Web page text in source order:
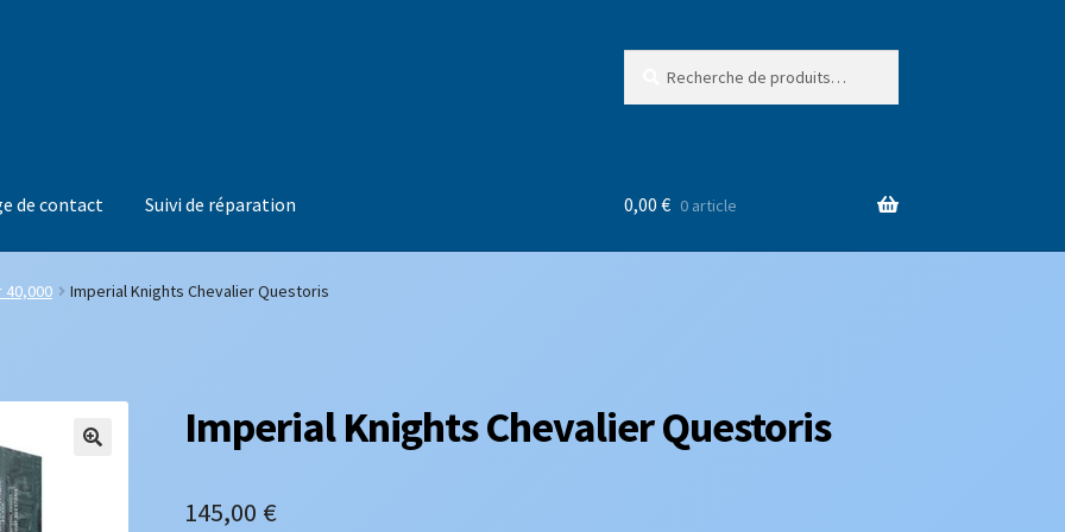
de contact Suivi de réparation 0,00 € 0 article
40,000 Imperial Knights Chevalier Questoris
Imperial Knights Chevalier Questoris
145,00 €